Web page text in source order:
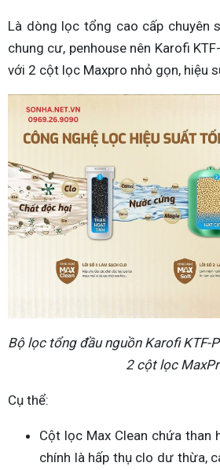
Là dòng lọc tổng cao cấp chuyên
chung cư, penhouse nên Karofi
với 2 cột lọc Maxpro nhỏ gọn, hiệu
Bộ lọc tổng đầu nguồn Karofi KTF-
2 cột lọc
Cụ thể:
Cột lọc Max Clean chứa than
chính là hấp thụ clo dư thừa,